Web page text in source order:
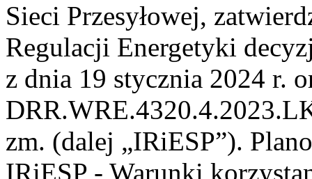
Sieci Przesyłowej,
Regulacji Energetyki
z dnia 19 stycznia 2024 r.
zm. (dalej „IRiESP”).
IRiESP - Warunki